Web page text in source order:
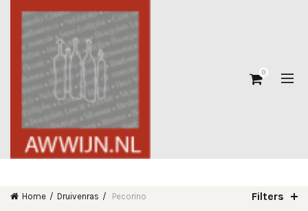
0
Home Druivenras Pecorino Filters